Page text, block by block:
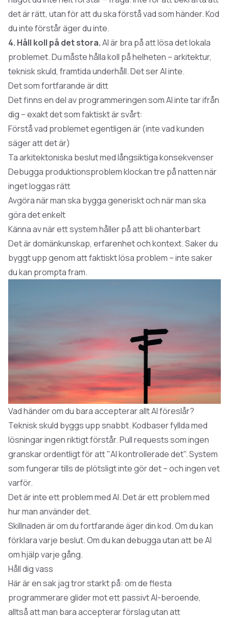
det är rätt, utan för att du ska förstå vad som händer. Kod
du inte förstår äger du inte.
4. Håll koll på det stora.AI är bra på att lösa det lokala
problemet. Du måste hålla koll på helheten – arkitektur,
teknisk skuld, framtida underhåll. Det ser AI inte.
Det som fortfarande är ditt
Det finns en del av programmeringen som AI inte tar ifrån
dig – exakt det som faktiskt är svårt:
Förstå vad problemetegentligenär (inte vad kunden
säger att det är)
Ta arkitektoniska beslut med långsiktiga konsekvenser
Debugga produktionsproblem klockan tre på natten när
inget loggas rätt
Avgöra när man ska bygga generiskt och när man ska
göra det enkelt
Känna av när ett system håller på att bli ohanterbart
Det är domänkunskap, erfarenhet och kontext. Saker du
byggt upp genom att faktiskt lösa problem – inte saker
du kan prompta fram.
Vad händer om du bara accepterar allt AI föreslår?
Teknisk skuld byggs upp snabbt. Kodbaser fyllda med
lösningar ingen riktigt förstår. Pull requests som ingen
granskar ordentligt för att "AI kontrollerade det". System
som fungerar tills de plötsligt inte gör det – och ingen vet
varför.
Det är inte ett problem med AI. Det är ett problem med
hur man använder det.
Skillnaden är om du fortfarande äger din kod. Om du kan
förklara varje beslut. Om du kan debugga utan att be AI
om hjälp varje gång.
Håll dig vass
Här är en sak jag tror starkt på: om de flesta
programmerare glider mot ett passivt AI-beroende,
alltså att man bara accepterar förslag utan att